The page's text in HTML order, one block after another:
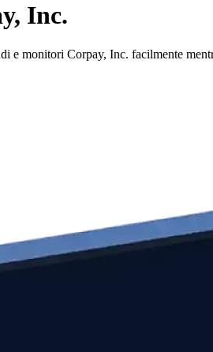
Inc.
monitori Corpay, Inc. facilmente